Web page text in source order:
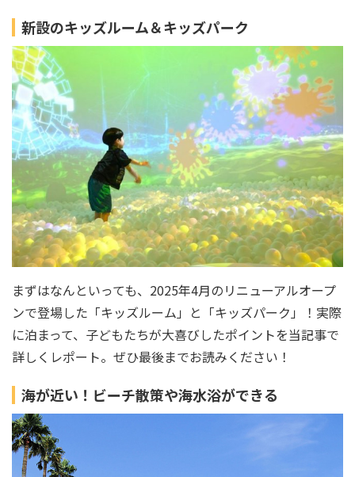
新設のキッズルーム＆キッズパーク
まずはなんといっても、2025年4月のリニューアルオープ
ンで登場した「キッズルーム」と「キッズパーク」！実際
に泊まって、子どもたちが大喜びしたポイントを当記事で
詳しくレポート。ぜひ最後までお読みください！
海が近い！ビーチ散策や海水浴ができる